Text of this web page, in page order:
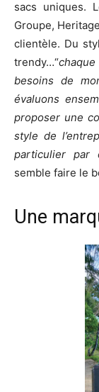
sacs uniques.
Groupe,
clientèle. Du
trendy…“
besoins de
évaluons
proposer une
style de
particulier par
semble faire le
Une